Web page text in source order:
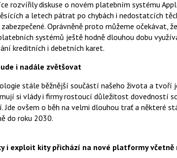
rozvířily diskuse o novém platebním systému
a letech pátrat po chybách i nedostatcích
Oprávněně proto můžeme očekávat,
systémů ještě hodně dlouhou dobu
kreditních i debetních karet.
i nadále zvětšovat
stále běžnější součástí našeho života a tvoří
si vlády i firmy rostoucí důležitost dovedností
ovšem o běh na velmi dlouhou trať a některé
do roku 2030.
i exploit kity přichází na nové platformy včetně